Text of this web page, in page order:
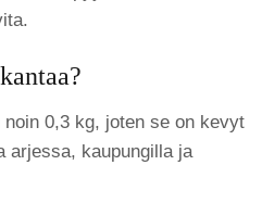
0,3 kg, joten se on kevyt
arjessa, kaupungilla ja